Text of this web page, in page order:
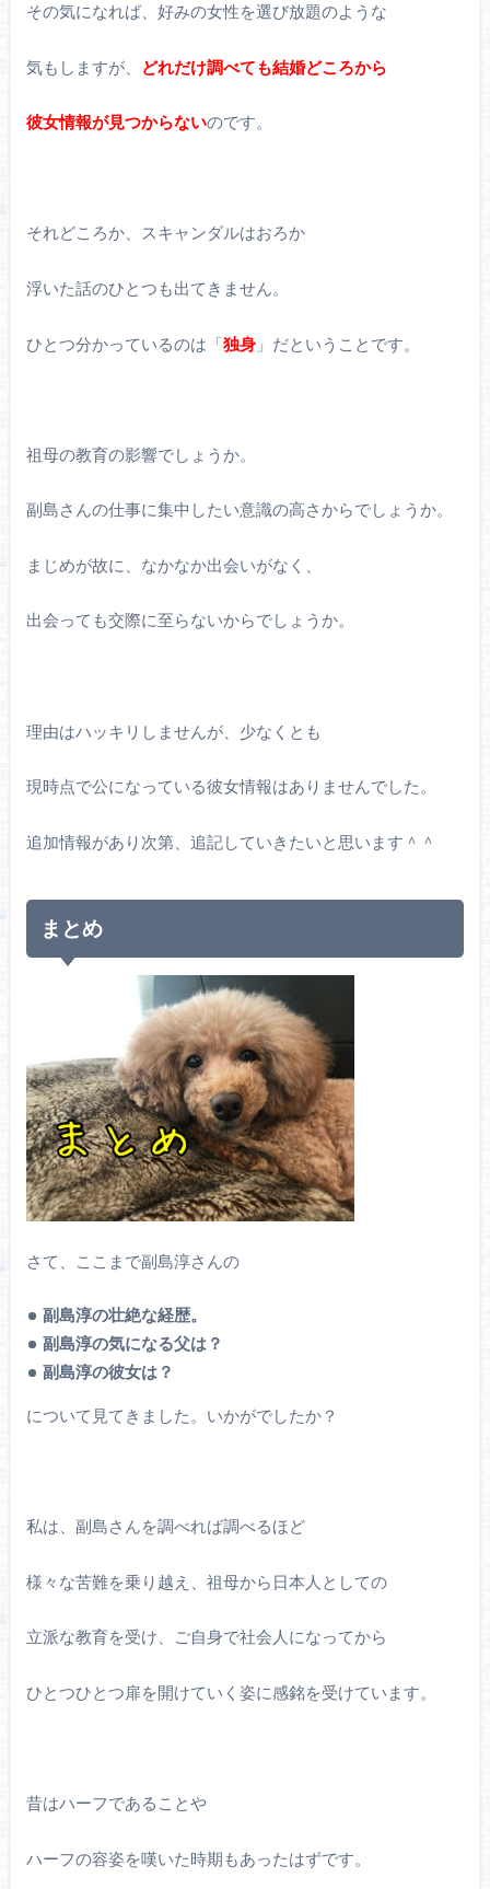
その気になれば、好みの女性を選び放題のような
気もしますが、 どれだけ調べても結婚どころから
彼女情報が見つからないのです。
それどころか、スキャンダルはおろか
浮いた話のひとつも出てきません。
ひとつ分かっているのは「独身」だということです。
祖母の教育の影響でしょうか。
副島さんの仕事に集中したい意識の高さからでしょうか。
まじめが故に、なかなか出会いがなく、
出会っても交際に至らないからでしょうか。
理由はハッキリしませんが、少なくとも
現時点で公になっている彼女情報はありませんでした。
追加情報があり次第、追記していきたいと思います＾＾
まとめ
さて、ここまで副島淳さんの
副島淳の壮絶な経歴。
副島淳の気になる父は？
副島淳の彼女は？
について見てきました。いかがでしたか？
私は、副島さんを調べれば調べるほど
様々な苦難を乗り越え、祖母から日本人としての
立派な教育を受け、ご自身で社会人になってから
ひとつひとつ扉を開けていく姿に感銘を受けています。
昔はハーフであることや
ハーフの容姿を嘆いた時期もあったはずです。